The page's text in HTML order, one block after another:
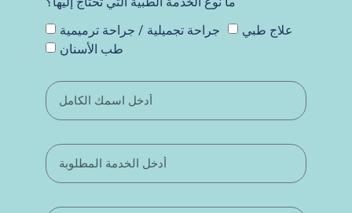
جراحة تجميلية / جراحة ترميمية
علاج طبي
طب الأسنان